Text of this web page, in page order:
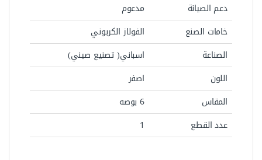
دعم الصيانة
مدعوم
خامات الصنع
الفولاز الكربوني
الصناعة
اسباني( تصنيع صيني)
اللون
اصفر
المقاس
6 بوصه
عدد القطع
1